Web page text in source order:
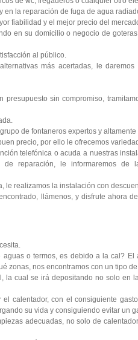
en la reparación de fuga de agua
fiabilidad y el mejor precio del
en su domicilio o negocio de
al público.
más acertadas, le
sin compromiso,
de fontaneros expertos y
precio, por ello le ofrecemos
telefónica o acuda a nuestras
reparación, le informaremos de
le realizamos la instalación con
llámenos, y disfrute ahora
o termos, es debido a la cal? El
zonas, nos encontramos con un tipo
la cual se irá depositando no solo en
calentador, con el consiguiente
su vida y consiguiendo evitar un
adecuadas, no solo de